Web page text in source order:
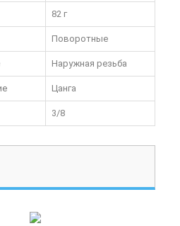
82 г
Поворотные
Наружная резьба
Цанга
3/8